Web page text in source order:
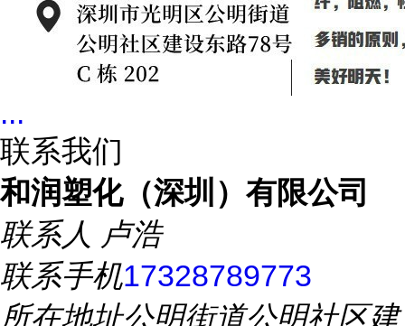
...
联系我们
和润塑化（深圳）有限公司
联系人 卢浩
联系手机17328789773
所在地址公明街道公明社区建